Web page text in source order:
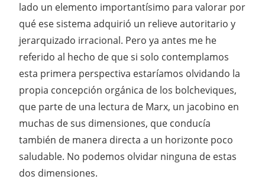
lado un elemento importantísimo para valorar por
qué ese sistema adquirió un relieve autoritario y
jerarquizado irracional. Pero ya antes me he
referido al hecho de que si solo contemplamos
esta primera perspectiva estaríamos olvidando la
propia concepción orgánica de los bolcheviques,
que parte de una lectura de Marx, un jacobino en
muchas de sus dimensiones, que conducía
también de manera directa a un horizonte poco
saludable. No podemos olvidar ninguna de estas
dos dimensiones.